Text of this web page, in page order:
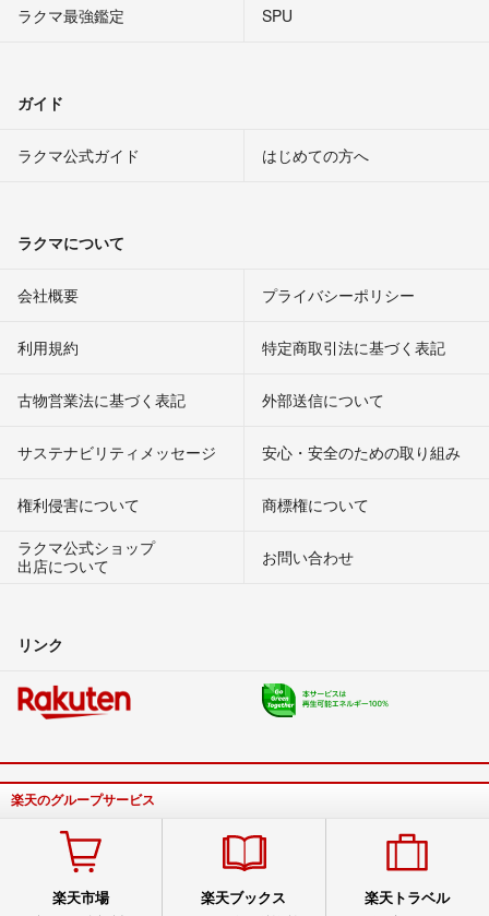
ラクマ最強鑑定
SPU
ガイド
ラクマ公式ガイド はじめての方へ
ラクマについて
会社概要 プライバシーポリシー
利用規約 特定商取引法に基づく表記
古物営業法に基づく表記 外部送信について
サステナビリティメッセージ 安心・安全のための取り組み
権利侵害について
商標権について
ラクマ公式ショップ
出店について
お問い合わせ
リンク
楽天のグループサービス
楽天市場 楽天ブックス 楽天トラベル